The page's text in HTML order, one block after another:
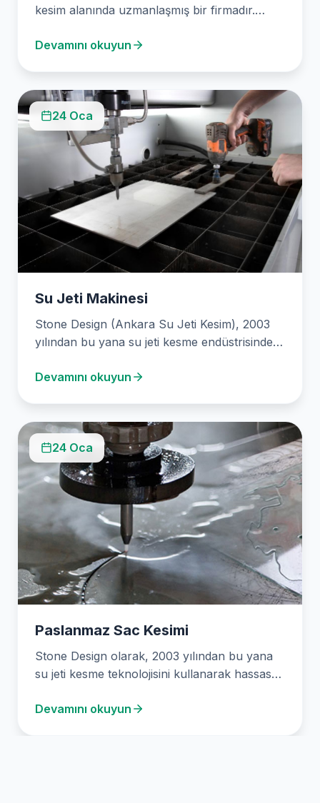
kesim alanında uzmanlaşmış bir firmadır.
Devamını okuyun
24 Oca
Su Jeti Makinesi
Stone Design (Ankara Su Jeti Kesim), 2003
yılından bu yana su jeti kesme endüstrisinde
Devamını okuyun
24 Oca
Paslanmaz Sac Kesimi
Stone Design olarak, 2003 yılından bu yana
su jeti kesme teknolojisini kullanarak hassas
Devamını okuyun